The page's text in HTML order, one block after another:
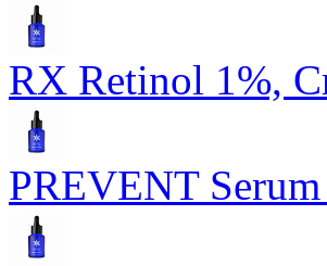
RX Retinol 1%,
PREVENT